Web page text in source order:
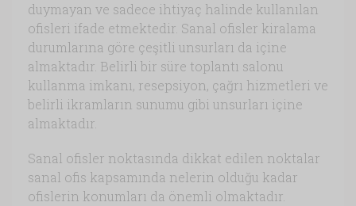
duymayan ve sadece ihtiyaç halinde kullanılan
ofisleri ifade etmektedir. Sanal ofisler kiralama
durumlarına göre çeşitli unsurları da içine
almaktadır. Belirli bir süre toplantı salonu
kullanma imkanı, resepsiyon, çağrı hizmetleri ve
belirli ikramların sunumu gibi unsurları içine
almaktadır.
Sanal ofisler noktasında dikkat edilen noktalar
sanal ofis kapsamında nelerin olduğu kadar
ofislerin konumları da önemli olmaktadır.